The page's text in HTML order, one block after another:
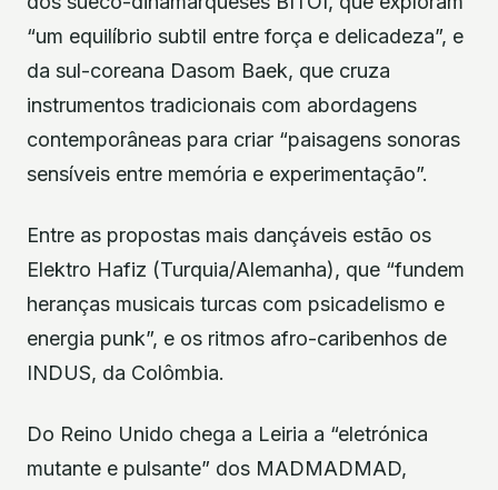
“um equilíbrio subtil entre força e delicadeza”, e
da sul-coreana Dasom Baek, que cruza
instrumentos tradicionais com abordagens
contemporâneas para criar “paisagens sonoras
sensíveis entre memória e experimentação”.
Entre as propostas mais dançáveis estão os
Elektro Hafiz (Turquia/Alemanha), que “fundem
heranças musicais turcas com psicadelismo e
energia punk”, e os ritmos afro-caribenhos de
INDUS, da Colômbia.
Do Reino Unido chega a Leiria a “eletrónica
mutante e pulsante” dos MADMADMAD,